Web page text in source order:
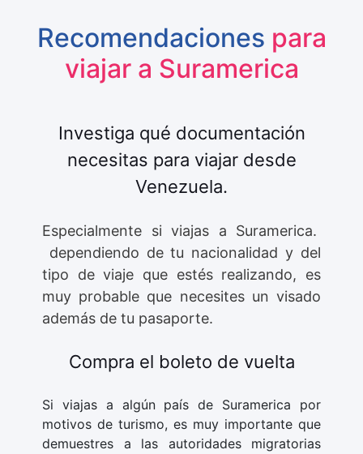
Recomendaciones para
viajar a Suramerica
Investiga qué documentación
necesitas para viajar desde
Venezuela.
Especialmente si viajas a Suramerica.
dependiendo de tu nacionalidad y del
tipo de viaje que estés realizando, es
muy probable que necesites un visado
además de tu pasaporte.
Compra el boleto de vuelta
Si viajas a algún país de Suramerica por
motivos de turismo, es muy importante que
demuestres a las autoridades migratorias